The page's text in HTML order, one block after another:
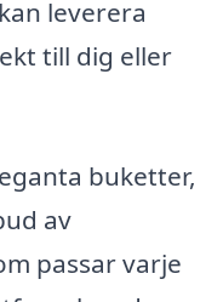
leverera
till dig eller
buketter,
av
passar varje